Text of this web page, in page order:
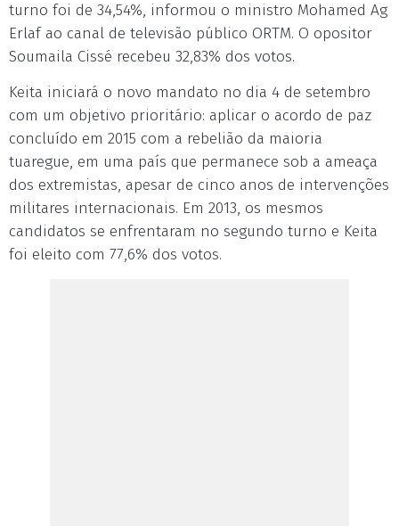
turno foi de 34,54%, informou o ministro Mohamed Ag
Erlaf ao canal de televisão público ORTM. O opositor
Soumaila Cissé recebeu 32,83% dos votos.
Keita iniciará o novo mandato no dia 4 de setembro
com um objetivo prioritário: aplicar o acordo de paz
concluído em 2015 com a rebelião da maioria
tuaregue, em uma país que permanece sob a ameaça
dos extremistas, apesar de cinco anos de intervenções
militares internacionais. Em 2013, os mesmos
candidatos se enfrentaram no segundo turno e Keita
foi eleito com 77,6% dos votos.